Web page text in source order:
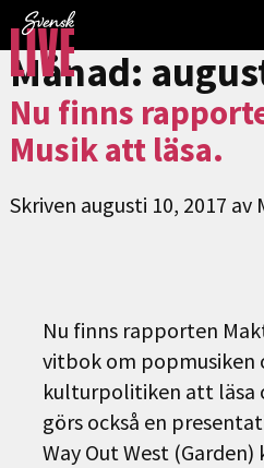
Månad:
Nu finns
Musik att läsa.
Skriven augusti 10, 2017 av
Nu finns rapporten
vitbok om popmusiken
kulturpolitiken att läsa
görs också en
Way Out West (Garden)